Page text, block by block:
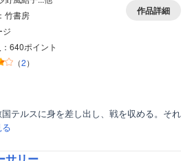
竹書房
ジ
640ポイント
（2）
作品詳細
テルスに身を差し出し、戦を収める。それ